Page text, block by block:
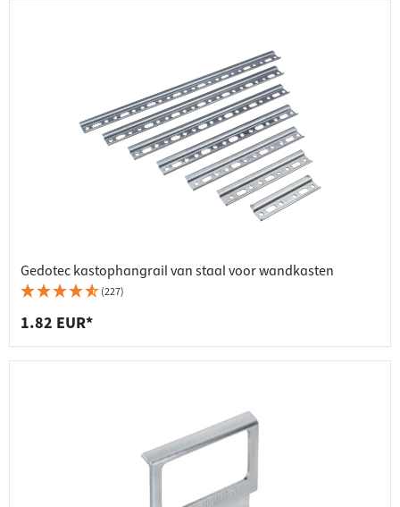
Gedotec kastophangrail van staal voor wandkasten
(227)
1.82 EUR*